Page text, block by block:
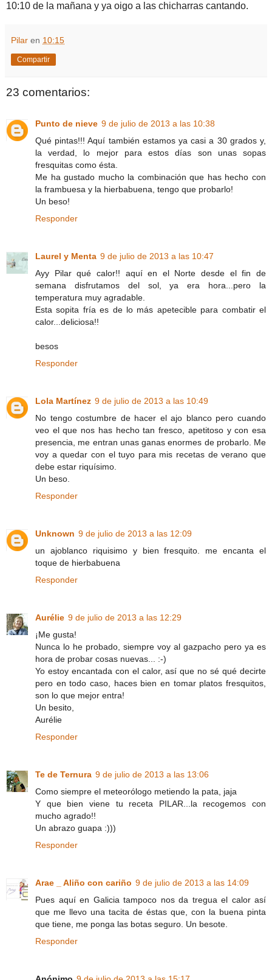
10:10 de la mañana y ya oigo a las chicharras cantando.
Pilar en 10:15
Compartir
23 comentarios:
Punto de nieve 9 de julio de 2013 a las 10:38
Qué pintas!!! Aquí también estamos ya casi a 30 grados y,
la verdad, lo mejor para estos días son unas sopas
fresquitas como ésta.
Me ha gustado mucho la combinación que has hecho con
la frambuesa y la hierbabuena, tengo que probarlo!
Un beso!
Responder
Laurel y Menta 9 de julio de 2013 a las 10:47
Ayy Pilar qué calor!! aquí en el Norte desde el fin de
semana disfrutamos del sol, ya era hora...pero la
temperatura muy agradable.
Esta sopita fría es de lo más apetecible para combatir el
calor...deliciosa!!
besos
Responder
Lola Martínez 9 de julio de 2013 a las 10:49
No tengo costumbre de hacer el ajo blanco pero cuando
veo el que nos has hecho tan fresco, apetitoso y con esa
presencia, me entran unas ganas enormes de probarlo. Me
voy a quedar con el tuyo para mis recetas de verano que
debe estar riquísimo.
Un beso.
Responder
Unknown 9 de julio de 2013 a las 12:09
un ajoblanco riquisimo y bien fresquito. me encanta el
toque de hierbabuena
Responder
Aurélie 9 de julio de 2013 a las 12:29
¡Me gusta!
Nunca lo he probado, siempre voy al gazpacho pero ya es
hora de probar cosas nuevas... :-)
Yo estoy encantada con el calor, así que no sé qué decirte
pero en todo caso, haces bien en tomar platos fresquitos,
son lo que mejor entra!
Un besito,
Aurélie
Responder
Te de Ternura 9 de julio de 2013 a las 13:06
Como siempre el meteorólogo metiendo la pata, jaja
Y que bien viene tu receta PILAR...la recogemos con
mucho agrado!!
Un abrazo guapa :)))
Responder
Arae _ Aliño con cariño 9 de julio de 2013 a las 14:09
Pues aquí en Galicia tampoco nos da tregua el calor así
que me llevo una tacita de éstas que, con la buena pinta
que tiene, me ponga las botas seguro. Un besote.
Responder